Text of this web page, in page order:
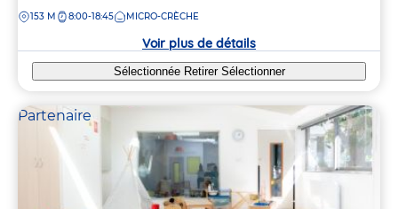
la
DISTANCE
153 M 8:00-18:45 MICRO-CRÈCHE
Voir plus de détails
Sélectionnée Retirer Sélectionner
Partenaire